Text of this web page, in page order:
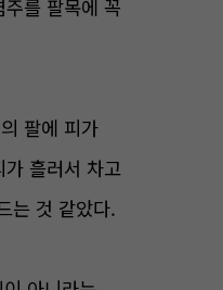
를 팔목에 꼭
팔에 피가
흘러서 차고
는 것 같았다.